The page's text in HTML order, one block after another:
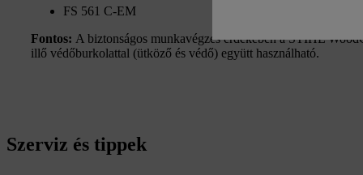
FS 561 C-EM
Fontos: A biztonságos munkavégzés érdekében a STIHL
illő védőburkolattal (ütköző és védő) együtt használható.
Szerviz és tippek